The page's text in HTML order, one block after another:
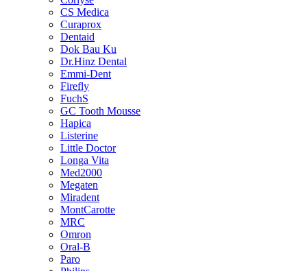
CS Medica
Curaprox
Dentaid
Dok Bau Ku
Dr.Hinz Dental
Emmi-Dent
Firefly
FuchS
GC Tooth Mousse
Hapica
Listerine
Little Doctor
Longa Vita
Med2000
Megaten
Miradent
MontCarotte
MRC
Omron
Oral-B
Paro